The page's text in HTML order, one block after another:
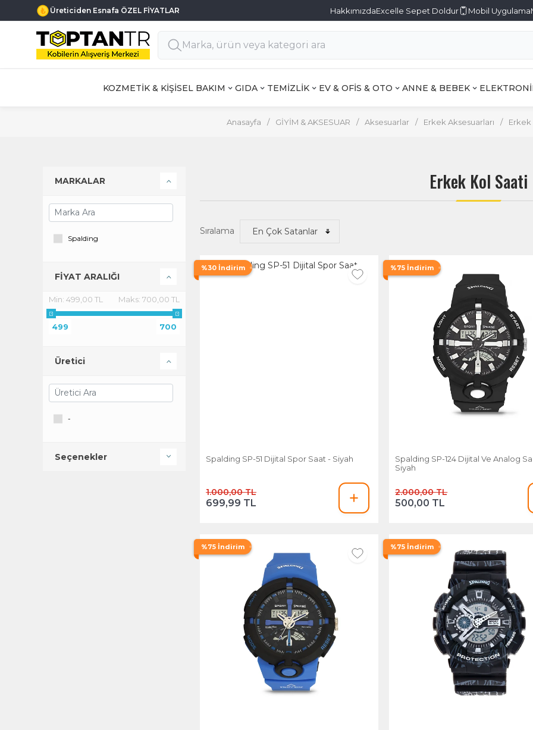
Üreticiden Esnafa ÖZEL FİYATLAR HakkımızdaExcelle Sepet Doldur Mobil Uygulama
KOZMETİK & KİŞİSEL BAKIM GIDA TEMİZLİK EV & OFİS & OTO ANNE & BEBEK
Anasayfa / GİYİM & AKSESUAR / Aksesuarlar / Erkek Aksesuarları / Erkek
Erkek Kol Saati
Sıralama
%30 İndirim
Spalding SP-51 Dijital Spor Saat - Siyah
1.000,00 TL
699,99 TL
%75 İndirim
Spalding SP-124 Dijital Ve Analog
Siyah
2.000,00 TL
500,00 TL
%75 İndirim %75 İndirim
MARKALAR
Spalding
FİYAT ARALIĞI
Min: 499,00 TL Maks: 700,00 TL
499 700
Üretici
-
Seçenekler